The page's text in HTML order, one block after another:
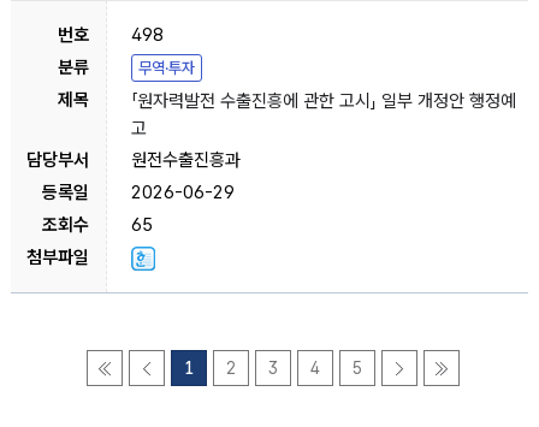
498
무역·투자
「원자력발전 수출진흥에 관한 고시」 일부 개정안 행정예
고
원전수출진흥과
2026-06-29
65
1 2 3 4 5